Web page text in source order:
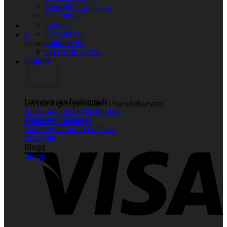
Tilbake til butikken
0
Handlekurv
Du har ingen produkter i handlekurven.
Tilbake til butikken
Discraft
Discmania
Innova
Kastaplast
Latitude 64
Westside Discs
Guider
Lær mer om frisbeegolf
Kom i gang med frisbeegolf
Frisbeegolf Regler
Frisbeegolf ord og uttrykk
Stabilitet
Blogg
Blogg